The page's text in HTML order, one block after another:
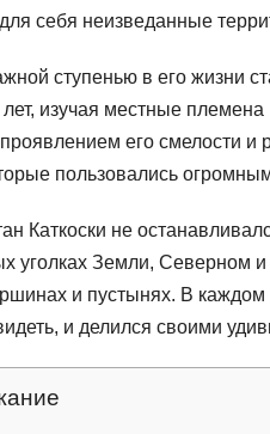
себя неизведанные
ступенью в его жизни
лет, изучая местные
его смелости
пользовались
Каткоски не
уголках Земли, Северном
и пустынях. В каждом
и делился своими